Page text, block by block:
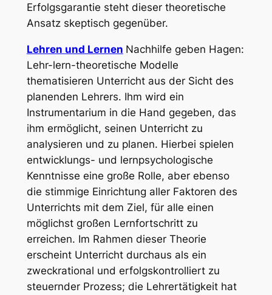
Erfolgsgarantie steht dieser theoretische
Ansatz skeptisch gegenüber.
Lehren und Lernen Nachhilfe geben Hagen:
Lehr-lern-theoretische Modelle
thematisieren Unterricht aus der Sicht des
planenden Lehrers. Ihm wird ein
Instrumentarium in die Hand gegeben, das
ihm ermöglicht, seinen Unterricht zu
analysieren und zu planen. Hierbei spielen
entwicklungs- und lernpsychologische
Kenntnisse eine große Rolle, aber ebenso
die stimmige Einrichtung aller Faktoren des
Unterrichts mit dem Ziel, für alle einen
möglichst großen Lernfortschritt zu
erreichen. Im Rahmen dieser Theorie
erscheint Unterricht durchaus als ein
zweckrational und erfolgskontrolliert zu
steuernder Prozess; die Lehrertätigkeit hat